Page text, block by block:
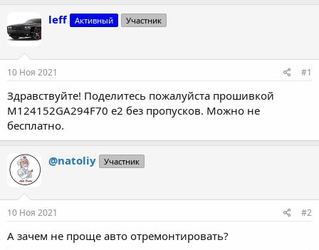
о
р
е
м
ы
т
ч
а
л
а
leff Активный Участник
10 Ноя 2021 #1
Здравствуйте! Поделитесь пожалуйста прошивкой
M124152GA294F70 е2 без пропусков. Можно не
бесплатно.
@natoliy Участник
10 Ноя 2021 #2
А зачем не проще авто отремонтировать?